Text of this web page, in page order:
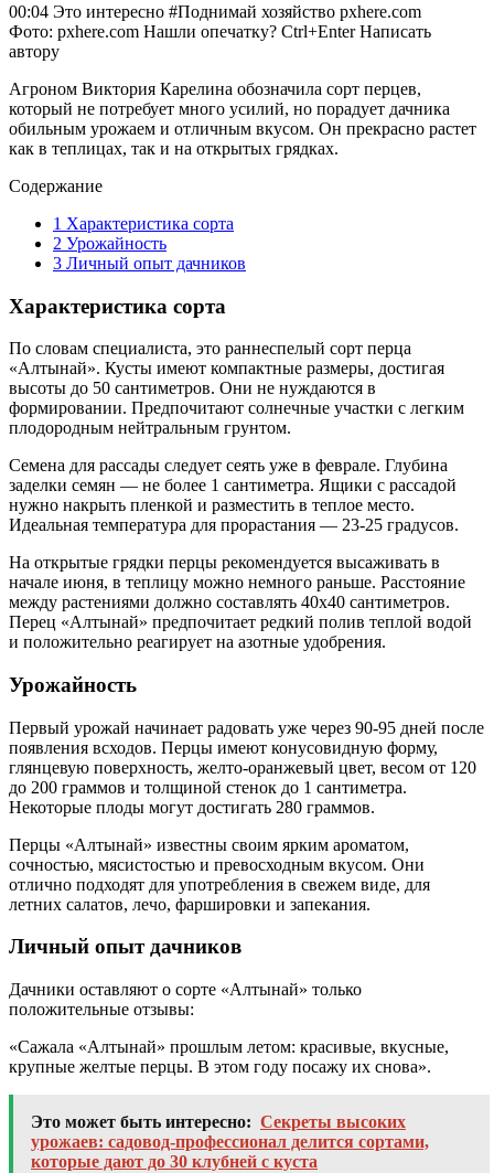
00:04 Это интересно #Поднимай хозяйство pxhere.com
Фото: pxhere.com Нашли опечатку? Ctrl+Enter Написать
автору
Агроном Виктория Карелина обозначила сорт перцев,
который не потребует много усилий, но порадует дачника
обильным урожаем и отличным вкусом. Он прекрасно растет
как в теплицах, так и на открытых грядках.
Содержание
1 Характеристика сорта
2 Урожайность
3 Личный опыт дачников
Характеристика сорта
По словам специалиста, это раннеспелый сорт перца
«Алтынай». Кусты имеют компактные размеры, достигая
высоты до 50 сантиметров. Они не нуждаются в
формировании. Предпочитают солнечные участки с легким
плодородным нейтральным грунтом.
Семена для рассады следует сеять уже в феврале. Глубина
заделки семян — не более 1 сантиметра. Ящики с рассадой
нужно накрыть пленкой и разместить в теплое место.
Идеальная температура для прорастания — 23-25 градусов.
На открытые грядки перцы рекомендуется высаживать в
начале июня, в теплицу можно немного раньше. Расстояние
между растениями должно составлять 40х40 сантиметров.
Перец «Алтынай» предпочитает редкий полив теплой водой
и положительно реагирует на азотные удобрения.
Урожайность
Первый урожай начинает радовать уже через 90-95 дней после
появления всходов. Перцы имеют конусовидную форму,
глянцевую поверхность, желто-оранжевый цвет, весом от 120
до 200 граммов и толщиной стенок до 1 сантиметра.
Некоторые плоды могут достигать 280 граммов.
Перцы «Алтынай» известны своим ярким ароматом,
сочностью, мясистостью и превосходным вкусом. Они
отлично подходят для употребления в свежем виде, для
летних салатов, лечо, фаршировки и запекания.
Личный опыт дачников
Дачники оставляют о сорте «Алтынай» только
положительные отзывы:
«Сажала «Алтынай» прошлым летом: красивые, вкусные,
крупные желтые перцы. В этом году посажу их снова».
Это может быть интересно: Секреты высоких
урожаев: садовод-профессионал делится сортами,
которые дают до 30 клубней с куста